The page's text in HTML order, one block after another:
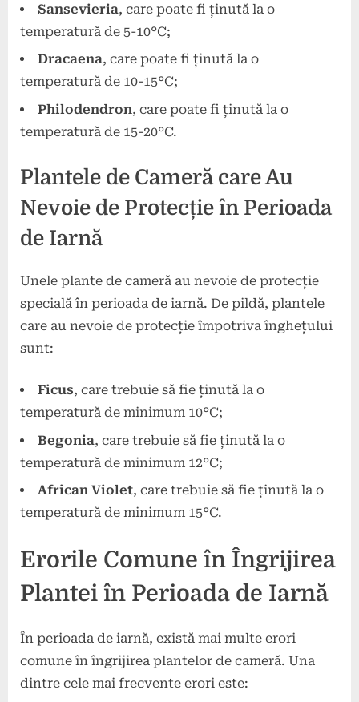
Sansevieria, care poate fi ținută la o
temperatură de 5-10°C;
Dracaena, care poate fi ținută la o
temperatură de 10-15°C;
Philodendron, care poate fi ținută la o
temperatură de 15-20°C.
Plantele de Cameră care Au
Nevoie de Protecție în Perioada
de Iarnă
Unele plante de cameră au nevoie de protecție
specială în perioada de iarnă. De pildă, plantele
care au nevoie de protecție împotriva înghețului
sunt:
Ficus, care trebuie să fie ținută la o
temperatură de minimum 10°C;
Begonia, care trebuie să fie ținută la o
temperatură de minimum 12°C;
African Violet, care trebuie să fie ținută la o
temperatură de minimum 15°C.
Erorile Comune în Îngrijirea
Plantei în Perioada de Iarnă
În perioada de iarnă, există mai multe erori
comune în îngrijirea plantelor de cameră. Una
dintre cele mai frecvente erori este: